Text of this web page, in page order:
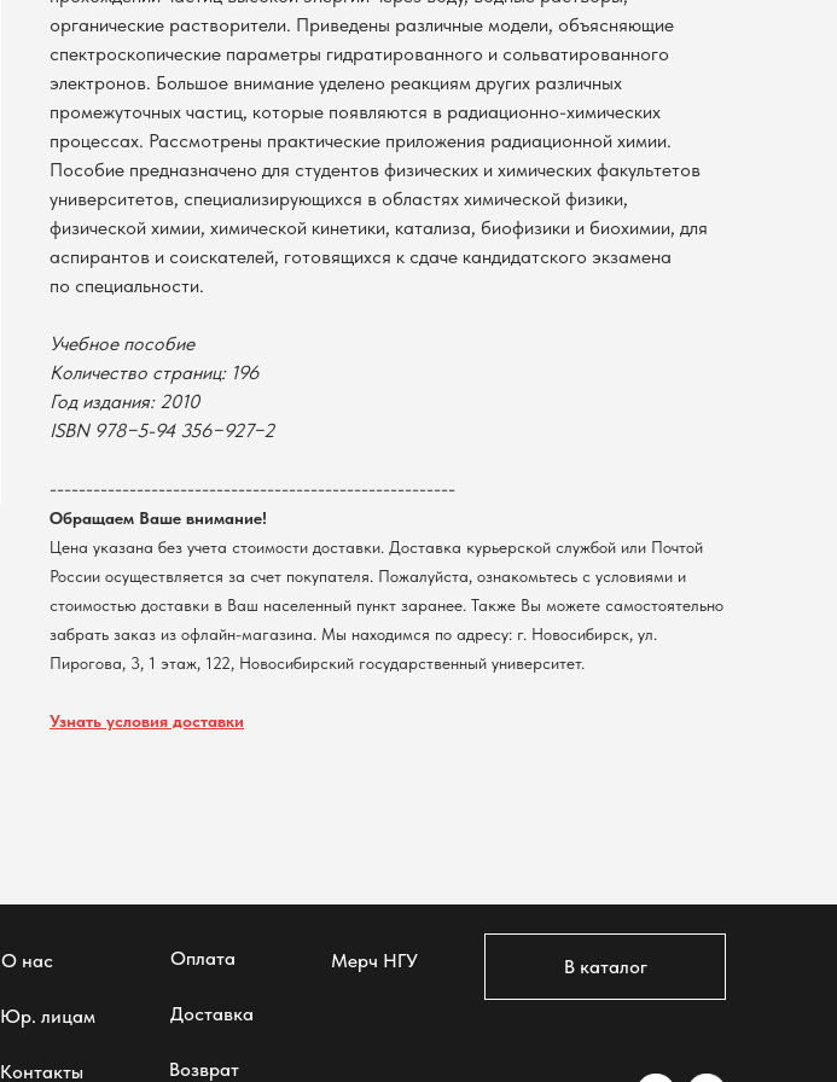
органические растворители. Приведены различные модели, объясняющие
спектроскопические параметры гидратированного и сольватированного
электронов. Большое внимание уделено реакциям других различных
промежуточных частиц, которые появляются в радиационно-химических
процессах. Рассмотрены практические приложения радиационной химии.
Пособие предназначено для студентов физических и химических факультетов
университетов, специализирующихся в областях химической физики,
физической химии, химической кинетики, катализа, биофизики и биохимии, для
аспирантов и соискателей, готовящихся к сдаче кандидатского экзамена
по специальности.
Учебное пособие
Количество страниц: 196
Год издания: 2010
ISBN 978−5-94 356−927−2
--------------------------------------------------------
Обращаем Ваше внимание!
Цена указана без учета стоимости доставки. Доставка курьерской службой или Почтой
России осуществляется за счет покупателя. Пожалуйста, ознакомьтесь с условиями и
стоимостью доставки в Ваш населенный пункт заранее. Также Вы можете самостоятельно
забрать заказ из офлайн-магазина. Мы находимся по адресу: г. Новосибирск, ул.
Пирогова, 3, 1 этаж, 122, Новосибирский государственный университет.
Узнать условия доставки
В каталог
О нас
Юр. лицам
Оплата
Доставка
Возврат
Контакты
Мерч НГУ